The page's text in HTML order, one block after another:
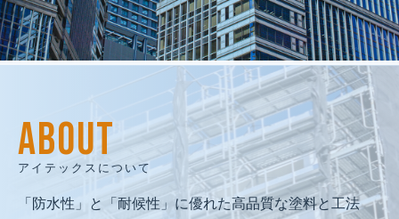
建物再生で
技術と品質で人と地域の未来を守る
「建物再生のプロフェッショナル」として、
社会に必要とされ続ける企業を目指します。
ABOUT
アイテックスについて
「防水性」と「耐候性」に優れた高品質な塗料と工法